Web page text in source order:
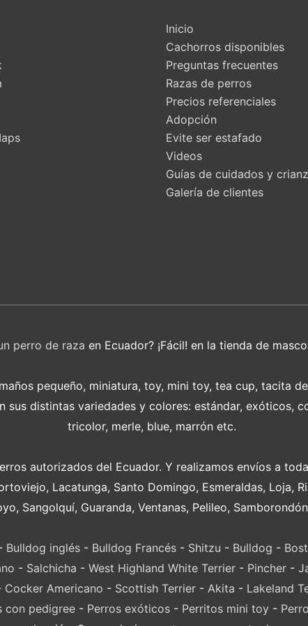
Inicio
Cachorros disponibles
Preguntas frecuentes
Razas de perros
Precios referenciales
Adopción
Evite ser estafado
Videos
Guías de cuidados y
Galería de clientes
perro de raza en Ecuador? ¡Fácil! en la tienda de
pequeño, miniatura, toy, mini toy, tea cup, tacita
sus distintas variedades y colores: estándar, exóticos,
tricolor, merle, blue, marrón etc.
autorizados del Ecuador. Y realizamos envíos a
Lacatunga, Santo Domingo, Esmeraldas, Loja,
Sangolquí, Guaranda, Ventanas, Pelileo,
Bulldog inglés - Bulldog Francés - Shitzu - Bulldog -
- Salchicha - West Highland White Terrier- Pincher-
Cocker Americano - Scottish Terrier- Akita - Lakeland
con pedigree- Perros exóticos- Perritos mini toy-